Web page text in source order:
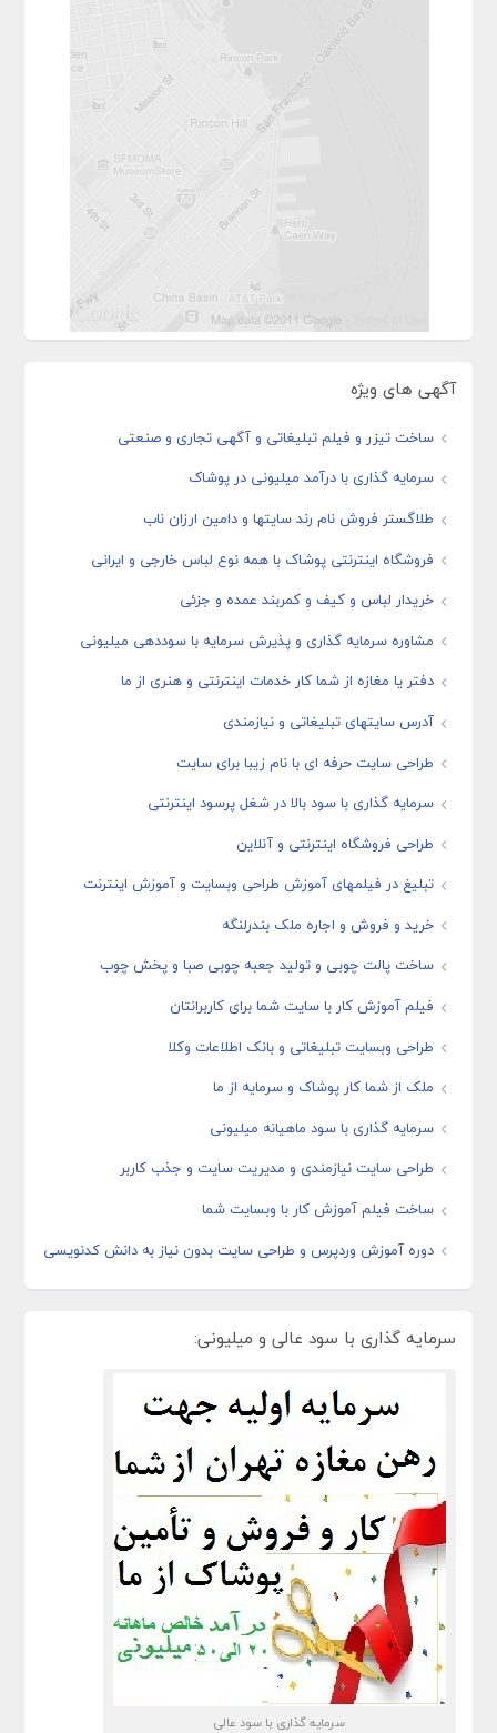
آگهی های ویژه
ساخت تیزر و فیلم تبلیغاتی و آگهی تجاری و صنعتی
سرمایه گذاری با درآمد میلیونی در پوشاک
طلاگستر فروش نام رند سایتها و دامین ارزان ناب
فروشگاه اینترنتی پوشاک با همه نوع لباس خارجی و ایرانی
خریدار لباس و کیف و کمربند عمده و جزئی
مشاوره سرمایه گذاری و پذیرش سرمایه با سوددهی میلیونی
دفتر یا مغازه از شما کار خدمات اینترنتی و هنری از ما
آدرس سایتهای تبلیغاتی و نیازمندی
طراحی سایت حرفه ای با نام زیبا برای سایت
سرمایه گذاری با سود بالا در شغل پرسود اینترنتی
طراحی فروشگاه اینترنتی و آنلاین
تبلیغ در فیلمهای آموزش طراحی وبسایت و آموزش اینترنت
خرید و فروش و اجاره ملک بندرلنگه
ساخت پالت چوبی و تولید جعبه چوبی صبا و پخش چوب
فیلم آموزش کار با سایت شما برای کاربرانتان
طراحی وبسایت تبلیغاتی و بانک اطلاعات وکلا
ملک از شما کار پوشاک و سرمایه از ما
سرمایه گذاری با سود ماهیانه میلیونی
طراحی سایت نیازمندی و مدیریت سایت و جذب کاربر
ساخت فیلم آموزش کار با وبسایت شما
دوره آموزش وردپرس و طراحی سایت بدون نیاز به دانش کدنویسی
سرمایه گذاری با سود عالی و میلیونی:
سرمایه گذاری با سود عالی